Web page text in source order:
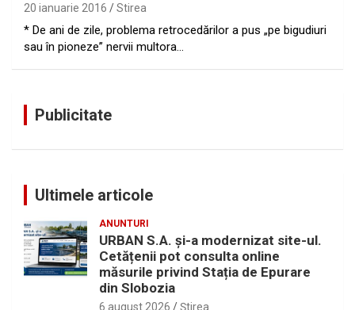
20 ianuarie 2016 Stirea
* De ani de zile, problema retrocedărilor a pus „pe bigudiuri
sau în pioneze” nervii multora…
Publicitate
Ultimele articole
ANUNTURI
URBAN S.A. și-a modernizat site-ul.
Cetățenii pot consulta online
măsurile privind Stația de Epurare
din Slobozia
6 august 2026 Ştirea